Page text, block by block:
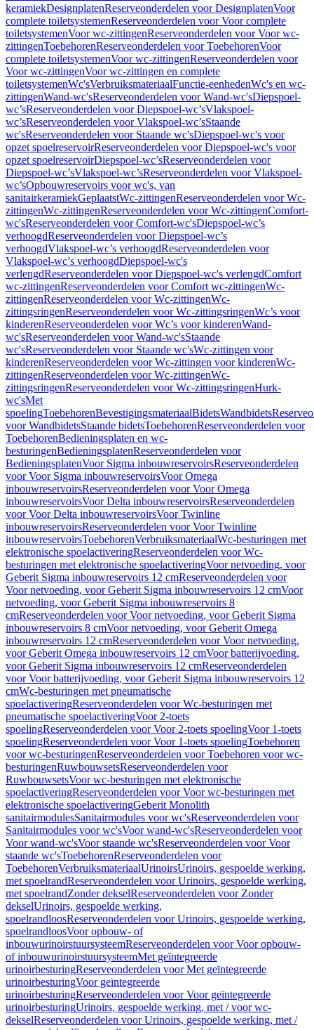
keramiekDesignplatenReserveonderdelen voor DesignplatenVoor
complete toiletsystemenReserveonderdelen voor Voor complete
toiletsystemenVoor wc-zittingenReserveonderdelen voor Voor wc-
zittingenToebehorenReserveonderdelen voor ToebehorenVoor
complete toiletsystemenVoor wc-zittingenReserveonderdelen voor
Voor wc-zittingenVoor wc-zittingen en complete
toiletsystemenWc'sVerbruiksmateriaalFunctie-eenhedenWc's en wc-
zittingenWand-wc'sReserveonderdelen voor Wand-wc'sDiepspoel-
wc’sReserveonderdelen voor Diepspoel-wc’sVlakspoel-
wc’sReserveonderdelen voor Vlakspoel-wc’sStaande
wc'sReserveonderdelen voor Staande wc'sDiepspoel-wc's voor
opzet spoelreservoirReserveonderdelen voor Diepspoel-wc's voor
opzet spoelreservoirDiepspoel-wc’sReserveonderdelen voor
Diepspoel-wc’sVlakspoel-wc’sReserveonderdelen voor Vlakspoel-
wc’sOpbouwreservoirs voor wc's, van
sanitairkeramiekGeplaatstWc-zittingenReserveonderdelen voor Wc-
zittingenWc-zittingenReserveonderdelen voor Wc-zittingenComfort-
wc'sReserveonderdelen voor Comfort-wc'sDiepspoel-wc’s
verhoogdReserveonderdelen voor Diepspoel-wc’s
verhoogdVlakspoel-wc’s verhoogdReserveonderdelen voor
Vlakspoel-wc’s verhoogdDiepspoel-wc's
verlengdReserveonderdelen voor Diepspoel-wc's verlengdComfort
wc-zittingenReserveonderdelen voor Comfort wc-zittingenWc-
zittingenReserveonderdelen voor Wc-zittingenWc-
zittingsringenReserveonderdelen voor Wc-zittingsringenWc’s voor
kinderenReserveonderdelen voor Wc’s voor kinderenWand-
wc'sReserveonderdelen voor Wand-wc'sStaande
wc'sReserveonderdelen voor Staande wc'sWc-zittingen voor
kinderenReserveonderdelen voor Wc-zittingen voor kinderenWc-
zittingenReserveonderdelen voor Wc-zittingenWc-
zittingsringenReserveonderdelen voor Wc-zittingsringenHurk-
wc'sMet
spoelingToebehorenBevestigingsmateriaalBidetsWandbidets
voor WandbidetsStaande bidetsToebehorenReserveonderdelen voor
ToebehorenBedieningsplaten en wc-
besturingenBedieningsplatenReserveonderdelen voor
BedieningsplatenVoor Sigma inbouwreservoirsReserveonderdelen
voor Voor Sigma inbouwreservoirsVoor Omega
inbouwreservoirsReserveonderdelen voor Voor Omega
inbouwreservoirsVoor Delta inbouwreservoirsReserveonderdelen
voor Voor Delta inbouwreservoirsVoor Twinline
inbouwreservoirsReserveonderdelen voor Voor Twinline
inbouwreservoirsToebehorenVerbruiksmateriaalWc-besturingen met
elektronische spoelactiveringReserveonderdelen voor Wc-
besturingen met elektronische spoelactiveringVoor netvoeding, voor
Geberit Sigma inbouwreservoirs 12 cmReserveonderdelen voor
Voor netvoeding, voor Geberit Sigma inbouwreservoirs 12 cmVoor
netvoeding, voor Geberit Sigma inbouwreservoirs 8
cmReserveonderdelen voor Voor netvoeding, voor Geberit Sigma
inbouwreservoirs 8 cmVoor netvoeding, voor Geberit Omega
inbouwreservoirs 12 cmReserveonderdelen voor Voor netvoeding,
voor Geberit Omega inbouwreservoirs 12 cmVoor batterijvoeding,
voor Geberit Sigma inbouwreservoirs 12 cmReserveonderdelen
voor Voor batterijvoeding, voor Geberit Sigma inbouwreservoirs 12
cmWc-besturingen met pneumatische
spoelactiveringReserveonderdelen voor Wc-besturingen met
pneumatische spoelactiveringVoor 2-toets
spoelingReserveonderdelen voor Voor 2-toets spoelingVoor 1-toets
spoelingReserveonderdelen voor Voor 1-toets spoelingToebehoren
voor wc-besturingenReserveonderdelen voor Toebehoren voor wc-
besturingenRuwbouwsetsReserveonderdelen voor
RuwbouwsetsVoor wc-besturingen met elektronische
spoelactiveringReserveonderdelen voor Voor wc-besturingen met
elektronische spoelactiveringGeberit Monolith
sanitairmodulesSanitairmodules voor wc'sReserveonderdelen voor
Sanitairmodules voor wc'sVoor wand-wc'sReserveonderdelen voor
Voor wand-wc'sVoor staande wc'sReserveonderdelen voor Voor
staande wc'sToebehorenReserveonderdelen voor
ToebehorenVerbruiksmateriaalUrinoirsUrinoirs, gespoelde werking,
met spoelrandReserveonderdelen voor Urinoirs, gespoelde werking,
met spoelrandZonder dekselReserveonderdelen voor Zonder
dekselUrinoirs, gespoelde werking,
spoelrandloosReserveonderdelen voor Urinoirs, gespoelde werking,
spoelrandloosVoor opbouw- of
inbouwurinoirstuursysteemReserveonderdelen voor Voor opbouw-
of inbouwurinoirstuursysteemMet geïntegreerde
urinoirbesturingReserveonderdelen voor Met geïntegreerde
urinoirbesturingVoor geïntegreerde
urinoirbesturingReserveonderdelen voor Voor geïntegreerde
urinoirbesturingUrinoirs, gespoelde werking, met / voor wc-
dekselReserveonderdelen voor Urinoirs, gespoelde werking, met /